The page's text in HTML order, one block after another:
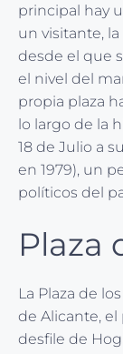
principal hay
un visitante,
desde el que
el nivel del
propia plaza
lo largo de la
18 de Julio a
en 1979), un
políticos del
Plaza
La Plaza de
de Alicante, el
desfile de